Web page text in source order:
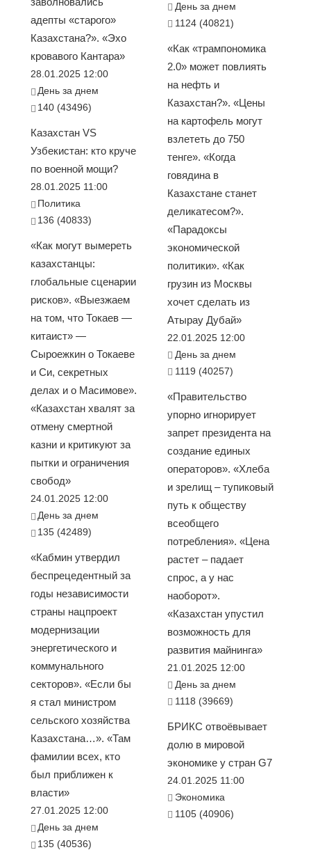
адепты «старого»
Казахстана?». «Эхо
кровавого Кантара»
28.01.2025 12:00
День за днем
140 (43496)
Казахстан VS
Узбекистан: кто круче
по военной мощи?
28.01.2025 11:00
Политика
136 (40833)
«Как могут вымереть
казахстанцы:
глобальные сценарии
рисков». «Выезжаем
на том, что Токаев —
китаист» —
Сыроежкин о Токаеве
и Си, секретных
делах и о Масимове».
«Казахстан хвалят за
отмену смертной
казни и критикуют за
пытки и ограничения
свобод»
24.01.2025 12:00
День за днем
135 (42489)
«Кабмин утвердил
беспрецедентный за
годы независимости
страны нацпроект
модернизации
энергетического и
коммунального
секторов». «Если бы
я стал министром
сельского хозяйства
Казахстана…». «Там
фамилии всех, кто
был приближен к
власти»
27.01.2025 12:00
День за днем
135 (40536)
День за днем
1124 (40821)
«Как «трампономика
2.0» может повлиять
на нефть и
Казахстан?». «Цены
на картофель могут
взлететь до 750
тенге». «Когда
говядина в
Казахстане станет
деликатесом?».
«Парадоксы
экономической
политики». «Как
грузин из Москвы
хочет сделать из
Атырау Дубай»
22.01.2025 12:00
День за днем
1119 (40257)
«Правительство
упорно игнорирует
запрет президента на
создание единых
операторов». «Хлеба
и зрелищ – тупиковый
путь к обществу
всеобщего
потребления». «Цена
растет – падает
спрос, а у нас
наоборот».
«Казахстан упустил
возможность для
развития майнинга»
21.01.2025 12:00
День за днем
1118 (39669)
БРИКС отвоёвывает
долю в мировой
экономике у стран G7
24.01.2025 11:00
Экономика
1105 (40906)